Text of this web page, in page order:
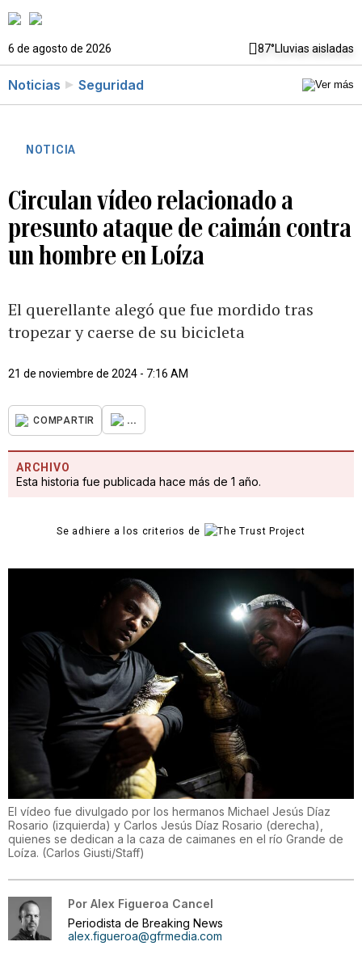
6 de agosto de 2026 87°Lluvias aisladas
Noticias Seguridad
NOTICIA
Circulan vídeo relacionado a
presunto ataque de caimán contra
un hombre en Loíza
El querellante alegó que fue mordido tras
tropezar y caerse de su bicicleta
21 de noviembre de 2024 - 7:16 AM
COMPARTIR ...
ARCHIVO
Esta historia fue publicada hace más de 1 año.
Se adhiere a los criterios de
El vídeo fue divulgado por los hermanos Michael Jesús Díaz
Rosario (izquierda) y Carlos Jesús Díaz Rosario (derecha),
quienes se dedican a la caza de caimanes en el río Grande de
Loíza. (Carlos Giusti/Staff)
Por Alex Figueroa Cancel
Periodista de Breaking News
alex.figueroa@gfrmedia.com